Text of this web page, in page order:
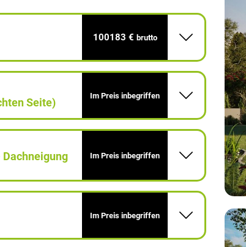
100183 € brutto
Seite)
Im Preis inbegriffen
Im Preis inbegriffen
Im Preis inbegriffen